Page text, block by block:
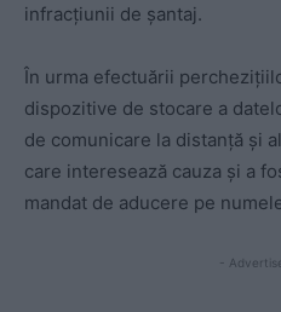
infracţiunii de şantaj.
În urma efectuării
dispozitive de stocare a
de comunicare la distanţă şi
care interesează cauza şi a
mandat de aducere pe
-